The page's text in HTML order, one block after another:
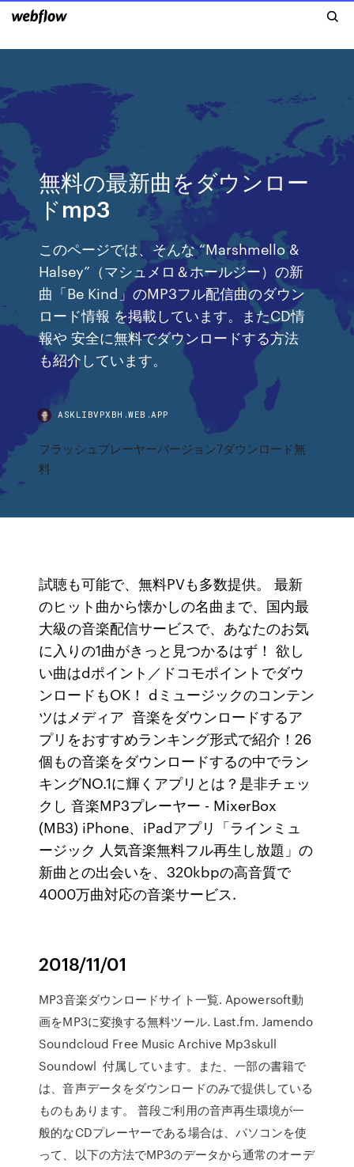
無料の最新曲をダウンロー
ドmp3
このページでは、そんな “Marshmello &
Halsey”（マシュメロ＆ホールジー）の新
曲「Be Kind」のMP3フル配信曲のダウン
ロード情報 を掲載しています。またCD情
報や 安全に無料でダウンロードする方法
も紹介しています。
ASKLIBVPXBH.WEB.APP
フラッシュプレーヤーバージョン7ダウンロード無
料
試聴も可能で、無料PVも多数提供。 最新
のヒット曲から懐かしの名曲まで、国内最
大級の音楽配信サービスで、あなたのお気
に入りの1曲がきっと見つかるはず！ 欲し
い曲はdポイント／ドコモポイントでダウ
ンロードもOK！ dミュージックのコンテン
ツはメディア 音楽をダウンロードするア
プリをおすすめランキング形式で紹介！26
個もの音楽をダウンロードするの中でラン
キングNO.1に輝くアプリとは？是非チェッ
クし 音楽MP3プレーヤー - MixerBox
(MB3) iPhone、iPadアプリ「ラインミュ
ージック 人気音楽無料フル再生し放題」の
新曲との出会いを、320kbpの高音質で
4000万曲対応の音楽サービス.
2018/11/01
MP3音楽ダウンロードサイト一覧. Apowersoft動
画をMP3に変換する無料ツール. Last.fm. Jamendo
Soundcloud Free Music Archive Mp3skull
Soundowl 付属しています。また、一部の書籍で
は、音声データをダウンロードのみで提供している
ものもあります。 普段ご利用の音声再生環境が一
般的なCDプレーヤーである場合は、パソコンを使
って、以下の方法でMP3のデータから通常のオーデ